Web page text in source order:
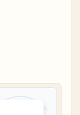
x &= -